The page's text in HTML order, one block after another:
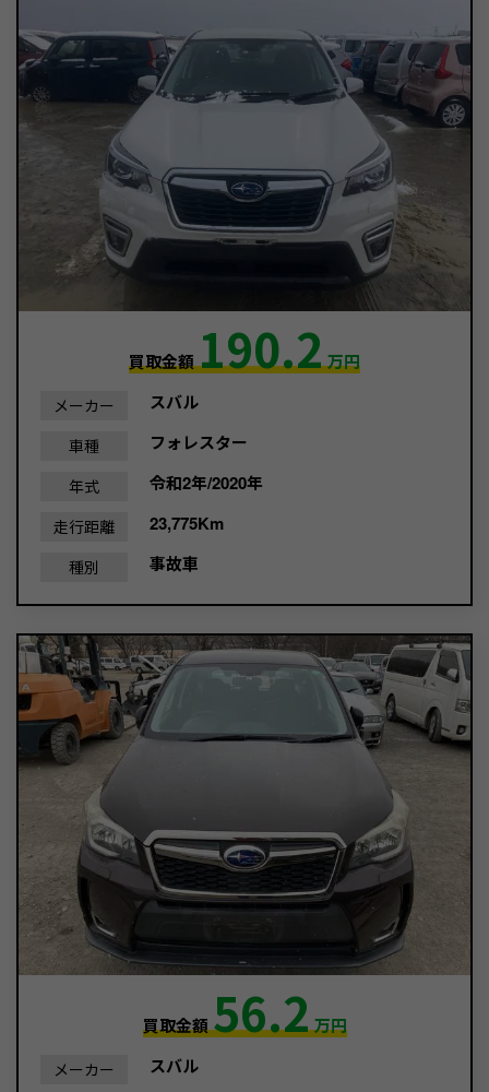
買取金額190.2万円
メーカー スバル
車種 フォレスター
年式 令和2年/2020年
走行距離 23,775Km
種別 事故車
買取金額56.2万円
メーカー スバル